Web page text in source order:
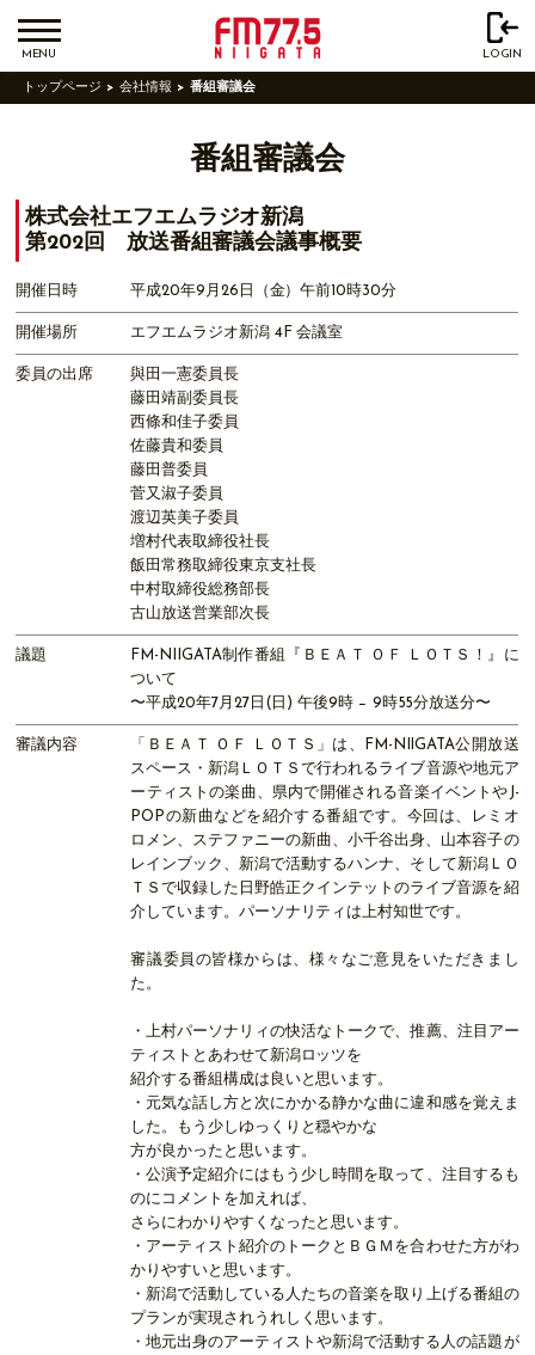
MENU LOGIN
トップページ 会社情報 番組審議会
番組審議会
株式会社エフエムラジオ新潟
第202回 放送番組審議会議事概要
開催日時 平成20年9月26日（金）午前10時30分
開催場所 エフエムラジオ新潟 4F 会議室
委員の出席
與田一憲委員長
藤田靖副委員長
西條和佳子委員
佐藤貴和委員
藤田普委員
菅又淑子委員
渡辺英美子委員
増村代表取締役社長
飯田常務取締役東京支社長
中村取締役総務部長
古山放送営業部次長
議題
FM-NIIGATA制作番組『ＢＥＡＴ ＯＦ ＬＯＴＳ！』に
ついて
〜平成20年7月27日(日) 午後9時 − 9時55分放送分〜
審議内容
「ＢＥＡＴ ＯＦ ＬＯＴＳ」は、FM-NIIGATA公開放送
スペース・新潟ＬＯＴＳで行われるライブ音源や地元ア
ーティストの楽曲、県内で開催される音楽イベントやJ-
POPの新曲などを紹介する番組です。今回は、レミオ
ロメン、ステファニーの新曲、小千谷出身、山本容子の
レインブック、新潟で活動するハンナ、そして新潟ＬＯ
ＴＳで収録した日野皓正クインテットのライブ音源を紹
介しています。パーソナリティは上村知世です。
審議委員の皆様からは、様々なご意見をいただきまし
た。
・上村パーソナリィの快活なトークで、推薦、注目アー
ティストとあわせて新潟ロッツを
紹介する番組構成は良いと思います。
・元気な話し方と次にかかる静かな曲に違和感を覚えま
した。もう少しゆっくりと穏やかな
方が良かったと思います。
・公演予定紹介にはもう少し時間を取って、注目するも
のにコメントを加えれば、
さらにわかりやすくなったと思います。
・アーティスト紹介のトークとＢＧＭを合わせた方がわ
かりやすいと思います。
・新潟で活動している人たちの音楽を取り上げる番組の
プランが実現されうれしく思います。
・地元出身のアーティストや新潟で活動する人の話題が